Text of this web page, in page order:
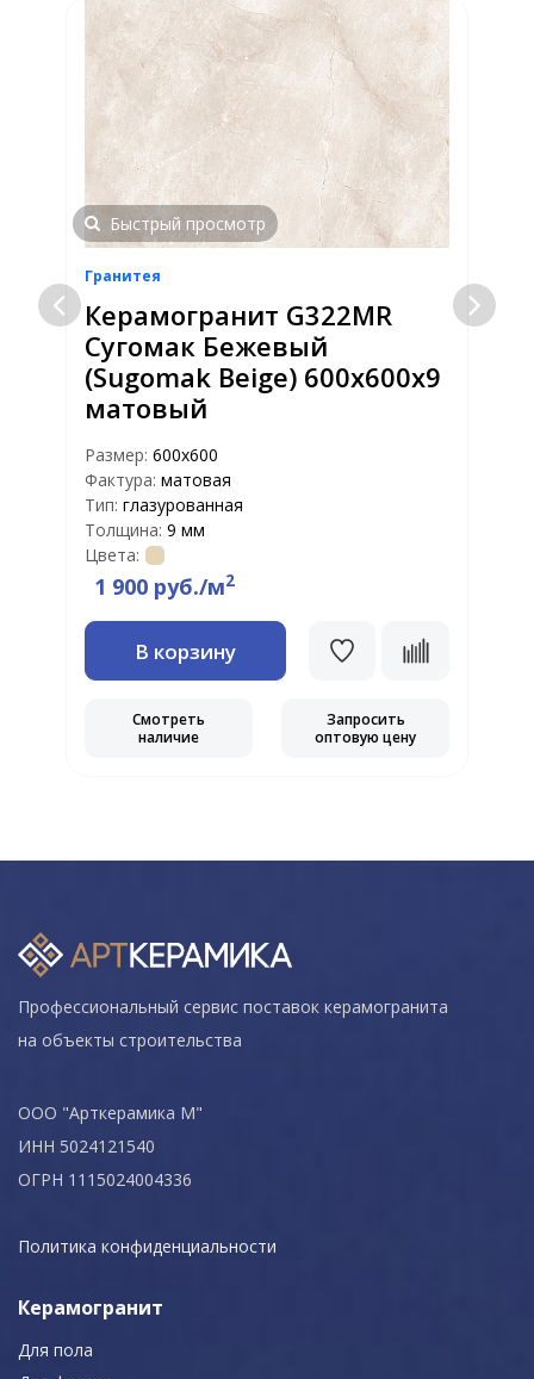
Быстрый просмотр
Гранитея
Керамогранит G322МR
Сугомак Бежевый
(Sugomak Beige) 600х600х9
матовый
Размер: 600х600
Фактура: матовая
Тип: глазурованная
Толщина: 9 мм
Цвета:
1 900 руб./м2
В корзину
Смотреть
наличие
Запросить
оптовую цену
Профессиональный сервис поставок керамогранита
на объекты строительства
ООО "Арткерамика М"
ИНН 5024121540
ОГРН 1115024004336
Политика конфиденциальности
Керамогранит
Для пола